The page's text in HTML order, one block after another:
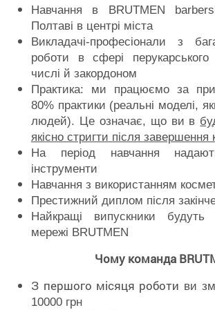
Навчання в BRUTMEN
Полтаві в центрі міста
Викладачі-професіонали з
роботи в сфері
числі й закордоном
Практика: ми працюємо за
80% практики (реальні моделі,
людей). Це означає, що ви в
якісно стригти після завершення
На період навчання
інструменти
Навчання з використанням
Престижний диплом після
Найкращі випускники будуть
мережі BRUTMEN
Чому команда
З першого місяця роботи ви
10000 грн